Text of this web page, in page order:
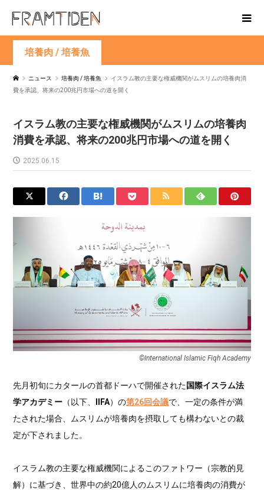
培養肉 / 培養魚
ニュース 培養肉 / 培養魚
イスラム教の主要な権威機関がムスリムの培養肉消
費を承認、将来の200兆円市場への道を開く
イスラム教の主要な権威機関がムスリムの培養肉
消費を承認、将来の200兆円市場への道を開く
2025.06.15
©International Islamic Fiqh Academy
先月初旬にカタールの首都ドーハで開催された国際イスラム法
学アカデミー （以下、 IIFA）の第26回会議で、一定の条件が満
たされた場合、ムスリムが培養肉を摂取しても構わないとの裁
定が下されました。
イスラム教の主要な権威機関によるこのファトワー（宗教的見
解）に基づき、世界中の約20億人のムスリムに培養肉の消費が